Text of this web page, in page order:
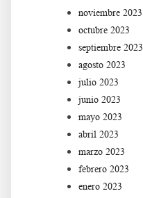
noviembre 2023
octubre 2023
septiembre 2023
agosto 2023
julio 2023
junio 2023
mayo 2023
abril 2023
marzo 2023
febrero 2023
enero 2023